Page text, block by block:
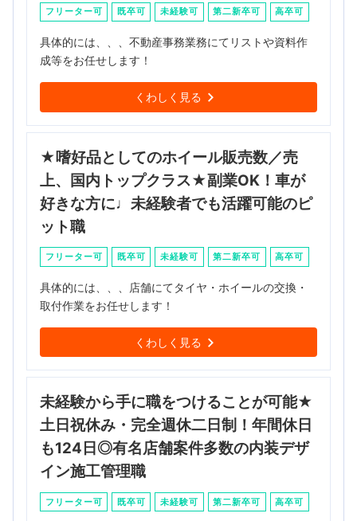
フリーター可 既卒可 未経験可 第二新卒可 高卒可
具体的には、、、不動産事務業務にてリストや資料作
成等をお任せします！
くわしく見る
★嗜好品としてのホイール販売数／売
上、国内トップクラス★副業OK！車が
好きな方に♩未経験者でも活躍可能のピ
ット職
フリーター可 既卒可 未経験可 第二新卒可 高卒可
具体的には、、、店舗にてタイヤ・ホイールの交換・
取付作業をお任せします！
くわしく見る
未経験から手に職をつけることが可能★
土日祝休み・完全週休二日制！年間休日
も124日◎有名店舗案件多数の内装デザ
イン施工管理職
フリーター可 既卒可 未経験可 第二新卒可 高卒可